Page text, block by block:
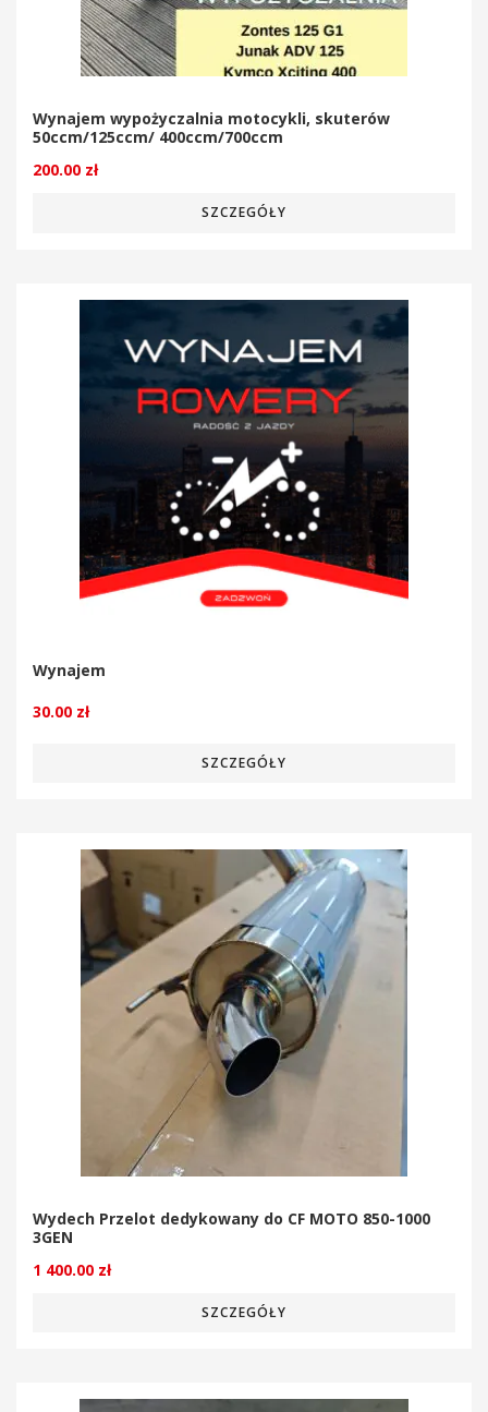
Wynajem wypożyczalnia motocykli, skuterów
50ccm/125ccm/ 400ccm/700ccm
200.00 zł
SZCZEGÓŁY
Wynajem
30.00 zł
SZCZEGÓŁY
Wydech Przelot dedykowany do CF MOTO 850-1000
3GEN
1 400.00 zł
SZCZEGÓŁY